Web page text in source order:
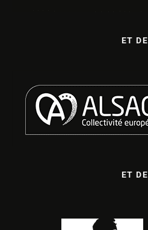
ET DE
ET DE